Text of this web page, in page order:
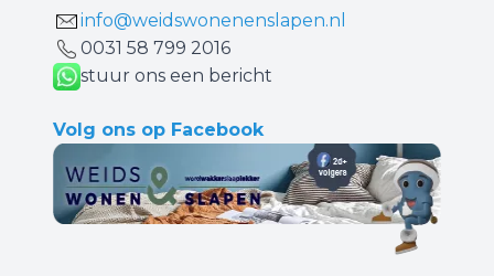
info@weidswonenenslapen.nl
0031 ‪58 799 2016‬
stuur ons een bericht
Volg ons op Facebook